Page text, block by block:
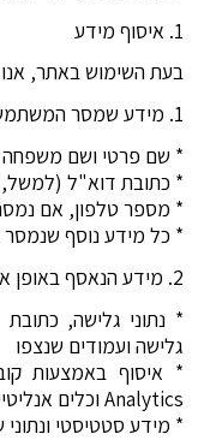
1. איסוף מידע
בעת השימוש באתר,
1. מידע שמסר המשתמש מרצונו
* שם פרטי ושם משפחה
* כתובת דוא"ל
* מספר טלפון, אם
* כל מידע נוסף שנמסר
2. מידע הנאסף באופן אוטומטי
גלישה ועמודים שנצפו
Analytics וכלים אנליטיים נוספים
* מידע סטטיסטי